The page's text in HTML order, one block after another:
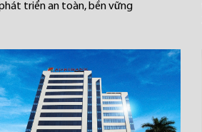
triển an toàn, bền vững